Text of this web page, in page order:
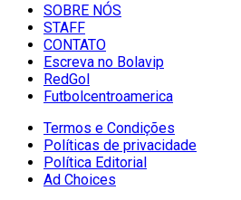
SOBRE NÓS
STAFF
CONTATO
Escreva no Bolavip
RedGol
Futbolcentroamerica
Termos e Condições
Políticas de privacidade
Política Editorial
Ad Choices